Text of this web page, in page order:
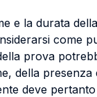
e la durata
come
prova
della
deve